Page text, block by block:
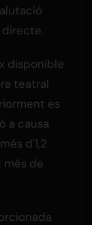
directe.
disponible
teatral
es
a causa
d'1,2
de